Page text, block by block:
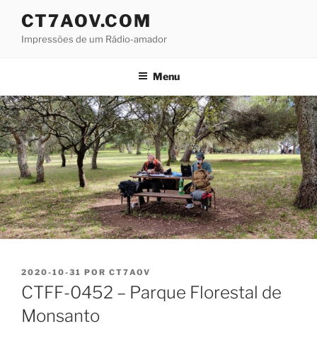
CT7AOV.COM
Impressões de um Rádio-amador
Menu
PUBLICADO
EM
2020-10-31 POR CT7AOV
CTFF-0452 – Parque Florestal de
Monsanto